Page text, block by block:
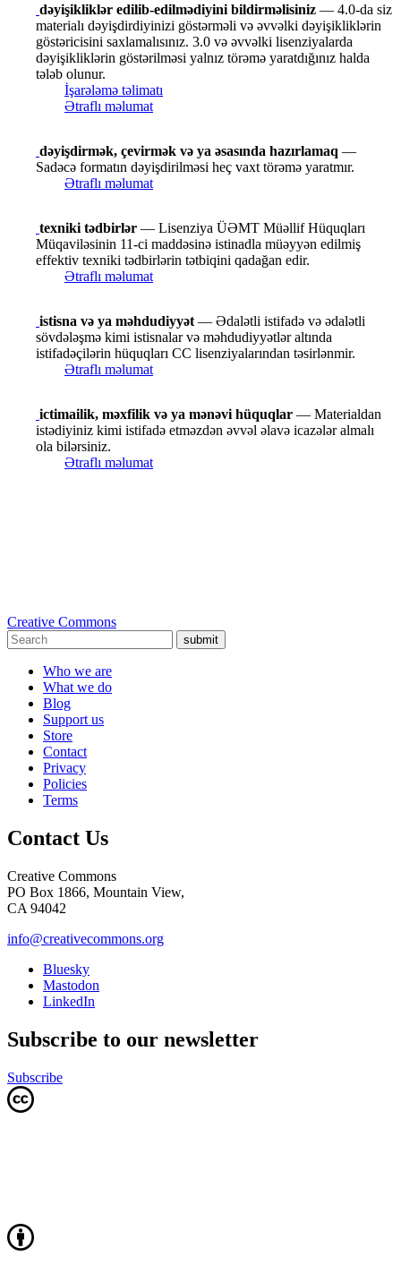
dəyişikliklər edilib-edilmədiyini bildirməlisiniz — 4.0-da siz
materialı dəyişdirdiyinizi göstərməli və əvvəlki dəyişikliklərin
göstəricisini saxlamalısınız. 3.0 və əvvəlki lisenziyalarda
dəyişikliklərin göstərilməsi yalnız törəmə yaratdığınız halda
tələb olunur.
İşarələmə təlimatı
Ətraflı məlumat
dəyişdirmək, çevirmək və ya əsasında hazırlamaq —
Sadəcə formatın dəyişdirilməsi heç vaxt törəmə yaratmır.
Ətraflı məlumat
texniki tədbirlər — Lisenziya ÜƏMT Müəllif Hüquqları
Müqaviləsinin 11-ci maddəsinə istinadla müəyyən edilmiş
effektiv texniki tədbirlərin tətbiqini qadağan edir.
Ətraflı məlumat
istisna və ya məhdudiyyət — Ədalətli istifadə və ədalətli
sövdələşmə kimi istisnalar və məhdudiyyətlər altında
istifadəçilərin hüquqları CC lisenziyalarından təsirlənmir.
Ətraflı məlumat
ictimailik, məxfilik və ya mənəvi hüquqlar — Materialdan
istədiyiniz kimi istifadə etməzdən əvvəl əlavə icazələr almalı
ola bilərsiniz.
Ətraflı məlumat
Creative Commons
submit
Who we are
What we do
Blog
Support us
Store
Contact
Privacy
Policies
Terms
Contact Us
Creative Commons
PO Box 1866, Mountain View,
CA 94042
info@creativecommons.org
Bluesky
Mastodon
LinkedIn
Subscribe to our newsletter
Subscribe